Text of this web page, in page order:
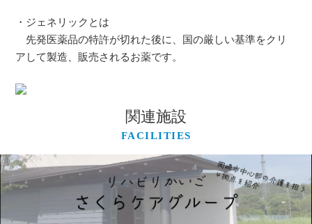
・ジェネリックとは
先発医薬品の特許が切れた後に、国の厳しい基準をクリ
アして製造、販売されるお薬です。
関連施設
FACILITIES